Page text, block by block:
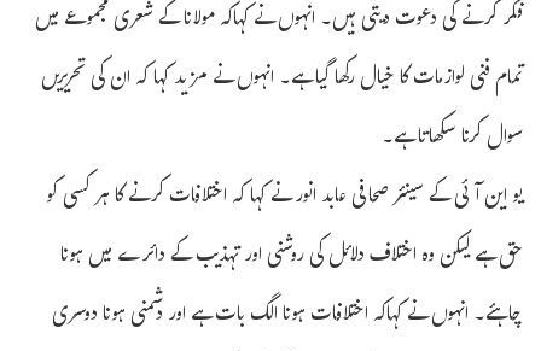
فکر کرنے کی دعوت دیتی ہیں۔ انہوں نے کہاکہ مولانا کے شعری مجموعے میں
تمام فنی لوازمات کا خیال رکھا گیا ہے۔ انہوں نے مزید کہا کہ ان کی تحریریں
سوال کرنا سکھاتا ہے۔
یو این آئی کے سینئر صحافی عابد انور نے کہا کہ اختلافات کرنے کا ہر کسی کو
حق ہے لیکن وہ اختلاف دلائل کی روشنی اور تہذیب کے دائرے میں ہونا
چاہئے۔ انہوں نے کہاکہ اختلافات ہونا الگ بات ہے اور دشمنی ہونا دوسری